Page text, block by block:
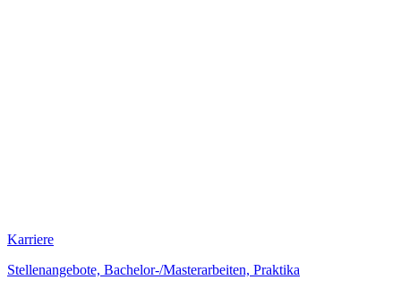
Karriere
Stellenangebote, Bachelor-/Masterarbeiten, Praktika